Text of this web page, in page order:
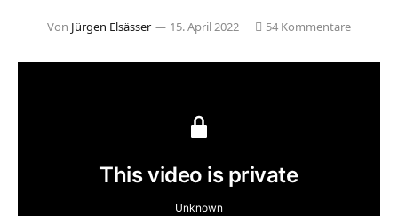
Von Jürgen Elsässer 15. April 2022 54 Kommentare